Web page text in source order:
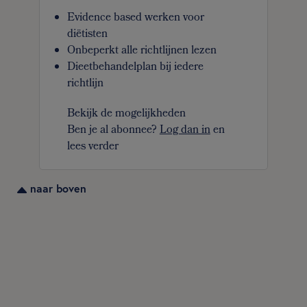
Evidence based werken voor
diëtisten
Onbeperkt alle richtlijnen lezen
Dieetbehandelplan bij iedere
richtlijn
Bekijk de mogelijkheden
Ben je al abonnee?Log dan inen
lees verder
naar boven